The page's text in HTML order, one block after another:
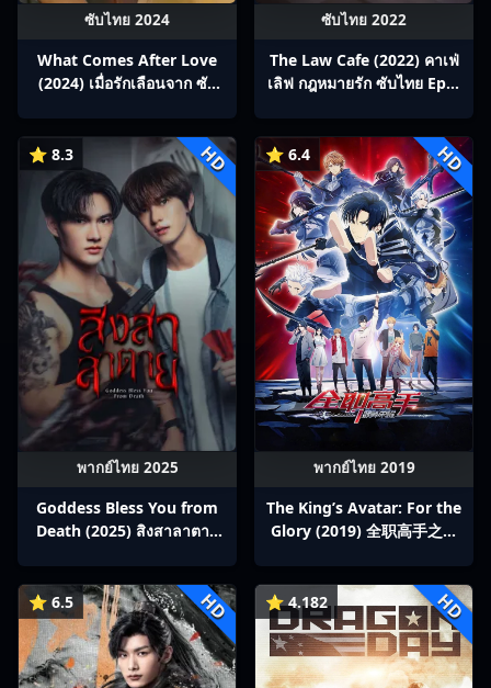
ซับไทย 2024
What Comes After Love
(2024) เมื่อรักเลือนจาก ซับ
ซับไทย 2022
The Law Cafe (2022) คาเฟ่
เลิฟ กฎหมายรัก ซับไทย Ep1-
⭐ 8.3 HD
พากย์ไทย 2025
Goddess Bless You from
Death (2025) สิงสาลาตาย
⭐ 6.4 HD
พากย์ไทย 2019
The King’s Avatar: For the
Glory (2019) 全职高手之巅
⭐ 6.5 HD ⭐ 4.182 HD